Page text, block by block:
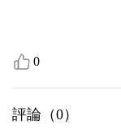
0
評論（0）